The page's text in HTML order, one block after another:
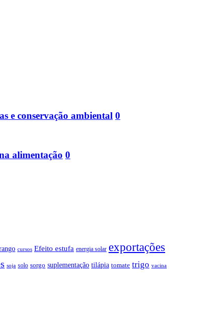
e conservação ambiental 0
alimentação 0
cursos Efeito estufa energia solar exportações
soja solo sorgo suplementação tilápia tomate trigo vacina